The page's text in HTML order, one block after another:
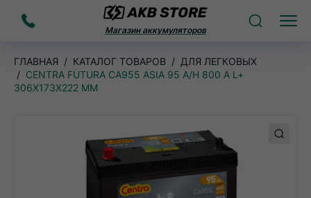
Заказать
Магазин аккумуляторов ПоискМеню
ГЛАВНАЯ КАТАЛОГ ТОВАРОВ
ДЛЯ ЛЕГКОВЫХ
CENTRA FUTURA CA955 ASIA 95 A/H 800 А L+
306X173X222 ММ